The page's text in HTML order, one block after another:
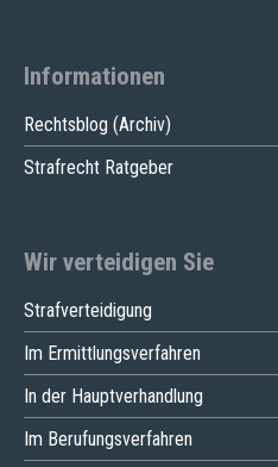
Informationen
Rechtsblog (Archiv)
Strafrecht Ratgeber
Wir verteidigen Sie
Strafverteidigung
Im Ermittlungsverfahren
In der Hauptverhandlung
Im Berufungsverfahren